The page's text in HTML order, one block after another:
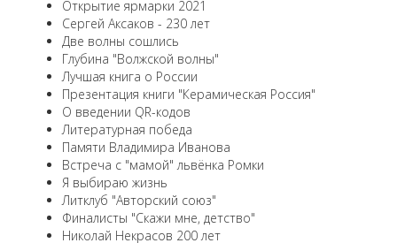
Открытие ярмарки 2021
Сергей Аксаков - 230 лет
Две волны сошлись
Глубина "Волжской волны"
Лучшая книга о России
Презентация книги "Керамическая Россия"
О введении QR-кодов
Литературная победа
Памяти Владимира Иванова
Встреча с "мамой" львёнка Ромки
Я выбираю жизнь
Литклуб "Авторский союз"
Финалисты "Скажи мне, детство"
Николай Некрасов 200 лет